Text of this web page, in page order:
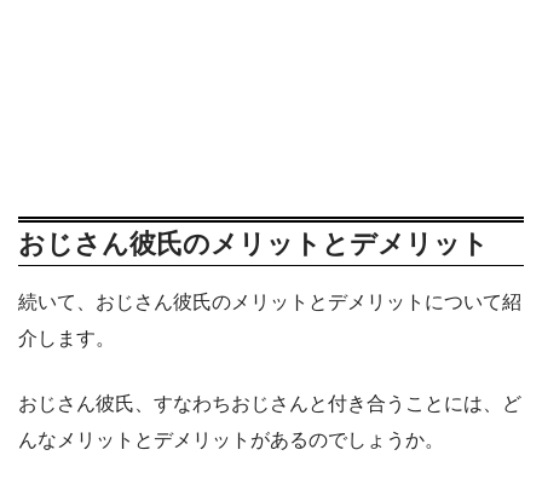
おじさん彼氏のメリットとデメリット
続いて、おじさん彼氏のメリットとデメリットについて紹
介します。
おじさん彼氏、すなわちおじさんと付き合うことには、ど
んなメリットとデメリットがあるのでしょうか。